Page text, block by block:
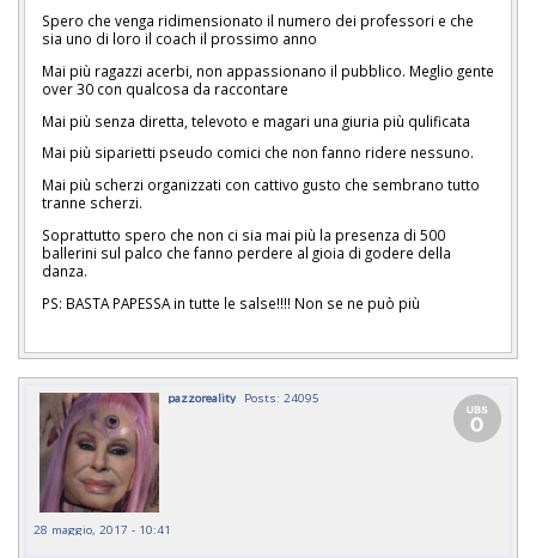
Spero che venga ridimensionato il numero dei professori e che
sia uno di loro il coach il prossimo anno
Mai più ragazzi acerbi, non appassionano il pubblico. Meglio gente
over 30 con qualcosa da raccontare
Mai più senza diretta, televoto e magari una giuria più qulificata
Mai più siparietti pseudo comici che non fanno ridere nessuno.
Mai più scherzi organizzati con cattivo gusto che sembrano tutto
tranne scherzi.
Soprattutto spero che non ci sia mai più la presenza di 500
ballerini sul palco che fanno perdere al gioia di godere della
danza.
PS: BASTA PAPESSA in tutte le salse!!!! Non se ne può più
pazzoreality Posts: 24095
28 maggio, 2017 - 10:41